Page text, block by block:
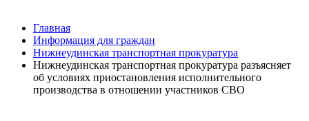
Главная
Информация для граждан
Нижнеудинская транспортная прокуратура
Нижнеудинская транспортная прокуратура разъясняет
об условиях приостановления исполнительного
производства в отношении участников СВО